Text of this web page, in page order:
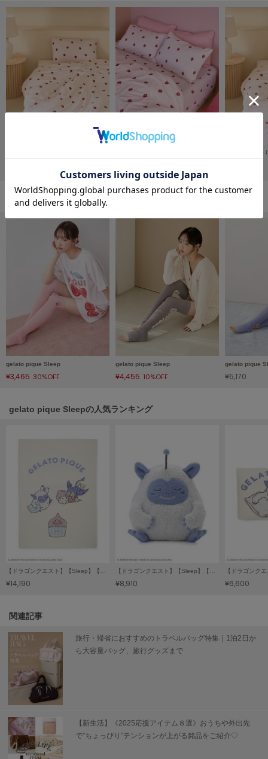
gelato pique
ジェラート ピケ
ジェラート ピケ スリープ
グラミチ
HOKA ONEONE
ホカ オネオネ
KEEN
キーン
LAATO
le coq sportif
ルコックスポルティフ
レスポートサック
リリーブラウン
LILY BROWN Lingerie
LITTLE UNION TOKYO
made of Organics
メイドオブオーガニクス
ミチュ コケット
MIESROHE
ミースロエ
¥10,450
¥15,840
¥8,910
部屋着/ルームウェアの人気ランキング
gelato pique Sleep
¥3,465 30%OFF
gelato pique Sleep
¥4,455 10%OFF
gelato pique
¥5,170
gelato pique Sleepの人気ランキング
【ドラゴンクエスト】【Sleep】【販路限定】ジャガードマルチカバー
¥14,190
【ドラゴンクエスト】【Sleep】【販路限定】わたぼうお昼寝クッション
¥8,910 ¥6,600
関連記事
旅行・帰省におすすめのトラベルバッグ特集｜1泊2日か
ら大容量バッグ、旅行グッズまで
【新生活】《2025応援アイテム８選》おうちや外出先
で”ちょっぴり”テンションが上がる銘品をご紹介♡